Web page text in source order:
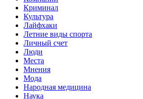
Криминал
Культура
Лайфхаки
Летние виды спорта
Личный счет
Люди
Места
Мнения
Мода
Народная медицина
Наука